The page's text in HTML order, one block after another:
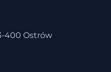
400 Ostrów